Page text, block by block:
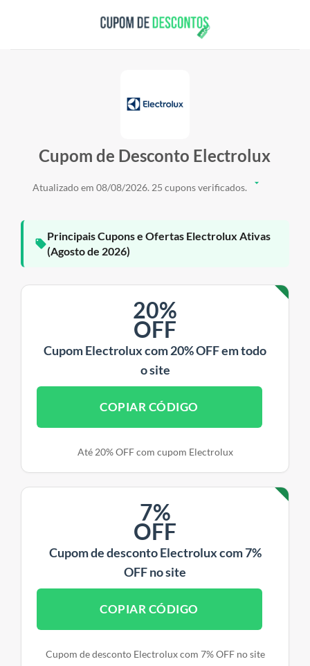
Cupom de Desconto Electrolux
Atualizado em 08/08/2026. 25 cupons verificados.
Principais Cupons e Ofertas Electrolux Ativas
(Agosto de 2026)
20%
OFF
Cupom Electrolux com 20% OFF em todo
o site
COPIAR CÓDIGO
Até 20% OFF com cupom Electrolux
7%
OFF
Cupom de desconto Electrolux com 7%
OFF no site
COPIAR CÓDIGO
Cupom de desconto Electrolux com 7% OFF no site